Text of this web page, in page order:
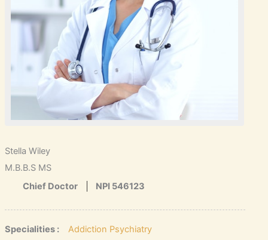
Stella Wiley
M.B.B.S MS
Chief Doctor
NPI 546123
Specialities :
Addiction Psychiatry